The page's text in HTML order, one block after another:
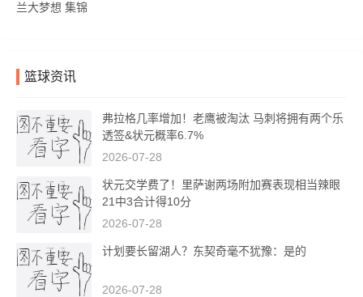
兰大梦想 集锦
篮球资讯
弗拉格几率增加！老鹰被淘汰 马刺将拥有两个乐
透签&状元概率6.7%
2026-07-28
状元交学费了！里萨谢两场附加赛表现相当辣眼
21中3合计得10分
2026-07-28
计划要长留湖人？东契奇毫不犹豫：是的
2026-07-28